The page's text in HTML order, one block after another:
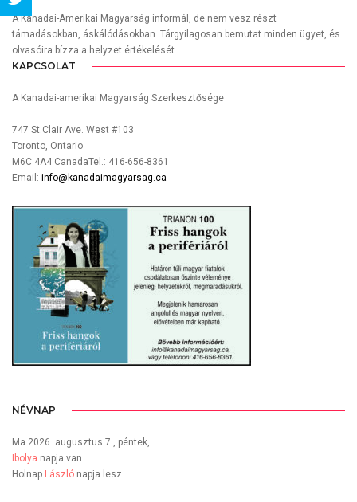
A Kanadai-Amerikai Magyarság informál, de nem vesz részt
támadásokban, áskálódásokban. Tárgyilagosan bemutat minden ügyet, és
olvasóira bízza a helyzet értékelését.
KAPCSOLAT
A Kanadai-amerikai Magyarság Szerkesztősége
747 St.Clair Ave. West #103
Toronto, Ontario
M6C 4A4 CanadaTel.: 416-656-8361
Email: info@kanadaimagyarsag.ca
NÉVNAP
Ma 2026. augusztus 7., péntek,
Ibolya napja van.
Holnap László napja lesz.
Tweet